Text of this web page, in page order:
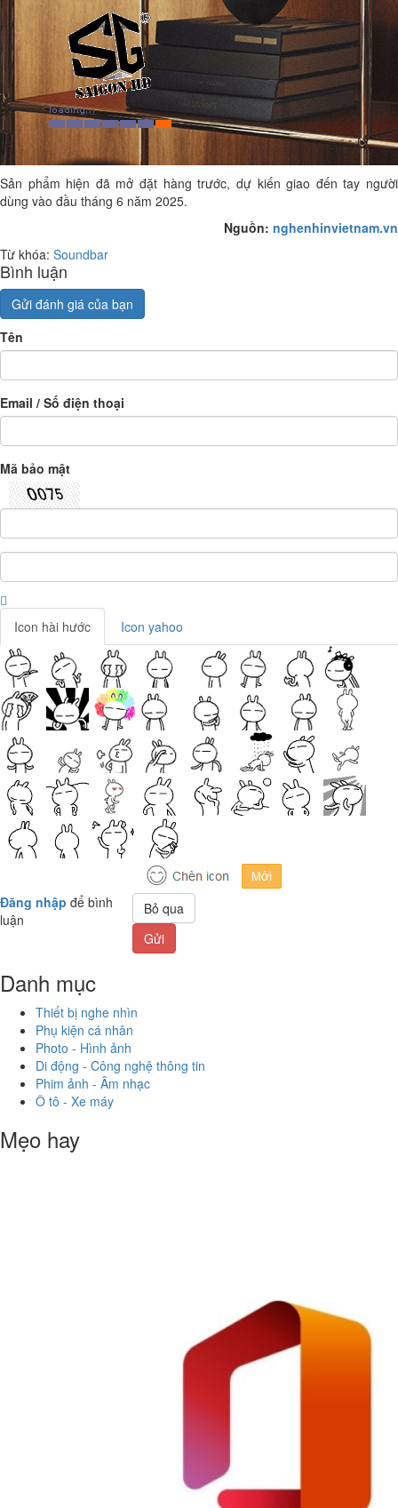
Sản phẩm hiện đã mở đặt hàng trước, dự kiến giao đến tay người
dùng vào đầu tháng 6 năm 2025.
Nguồn: nghenhinvietnam.vn
Từ khóa: Soundbar
Bình luận
Gửi đánh giá của bạn
Tên
Email / Số điện thoại
Mã bảo mật
Icon hài hước Icon yahoo
Đăng nhập để bình
luận
Bỏ qua
Gửi
Danh mục
Thiết bị nghe nhìn
Phụ kiện cá nhân
Photo - Hình ảnh
Di động - Công nghệ thông tin
Phim ảnh - Âm nhạc
Ô tô - Xe máy
Mẹo hay